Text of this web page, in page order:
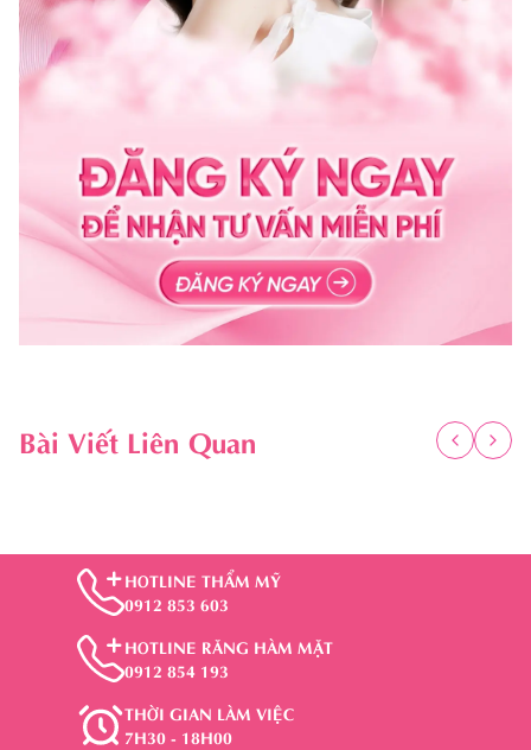
Bài Viết Liên Quan
HOTLINE THẨM MỸ
0912 853 603
HOTLINE RĂNG HÀM MẶT
0912 854 193
THỜI GIAN LÀM VIỆC
7H30 - 18H00